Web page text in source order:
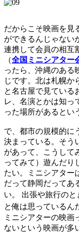
だからこそ映画を見
ができるんじゃない
連携して会員の相互
（全国ミニシアター
ったら、沖縄のある
じです。北は札幌か
と名古屋で見ている
レ、名演とかは知っ
った場所があるとい
で、都市の規模的に
決まっている。そう
があって、こうして
ってみて）遊んだり
たい。ミニシアター
だって静岡だってあ
い。 出張や旅行の
と俺は思っているん
ミニシアターの映画
ないという映画が多